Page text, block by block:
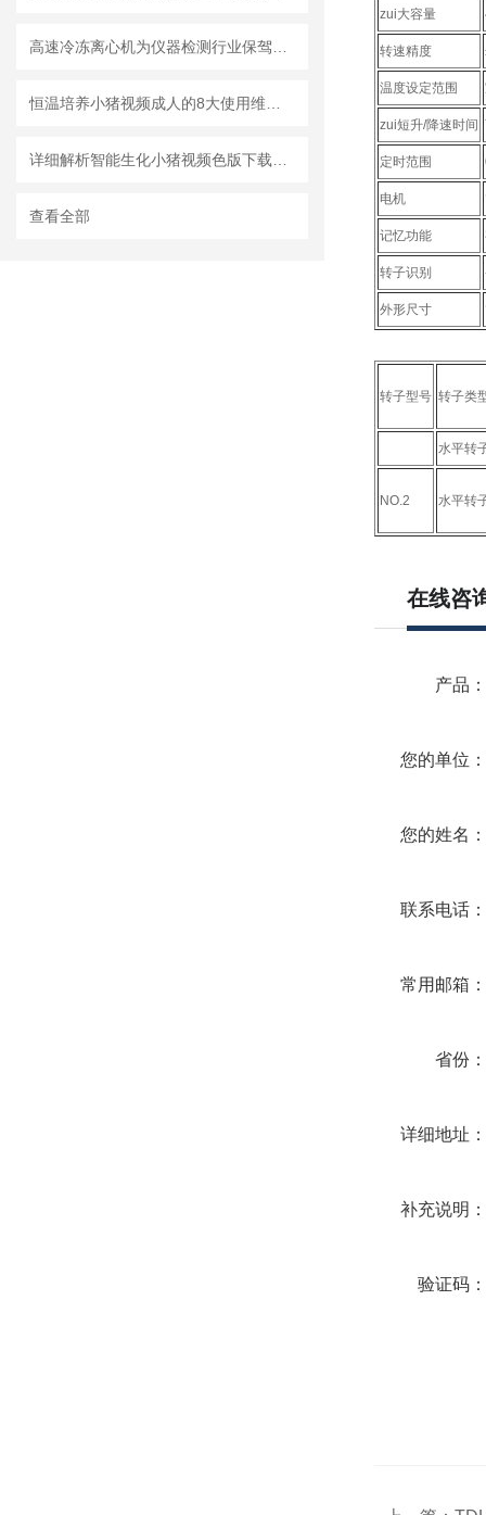
查看全部
zui大容量
转速精度
温度设定范围
zui短升/降速时间
定时范围
电机
记忆功能
转子识别
外形尺寸
转子型号 转子类
水平转
NO.2 水平转
在线咨
产品
您的单位
您的姓名
联系电话
常用邮箱
省份
详细地址
补充说明
验证码